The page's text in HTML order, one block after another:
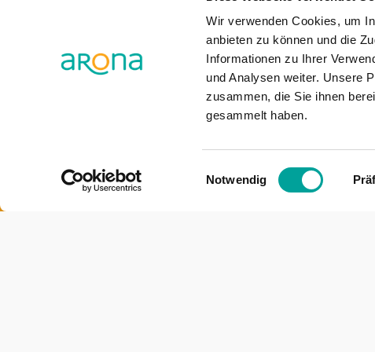
Wir verwenden Cookies, um
anbieten zu können und die
Informationen zu Ihrer
und Analysen weiter. Unsere
zusammen, die Sie ihnen
gesammelt haben.
Einwilligungsauswahl
Notwendig